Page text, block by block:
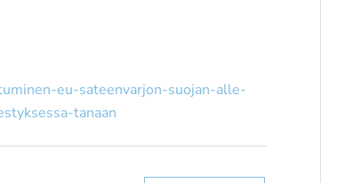
eu-sateenvarjon-suojan-alle-
tanaan